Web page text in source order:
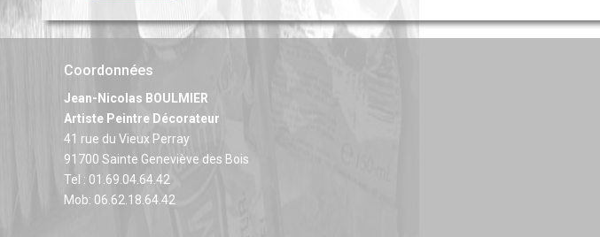
Coordonnées
Jean-Nicolas BOULMIER
Artiste Peintre Décorateur
41 rue du Vieux Perray
91700 Sainte Geneviève des Bois
Tel : 01.69.04.64.42
Mob: 06.62.18.64.42